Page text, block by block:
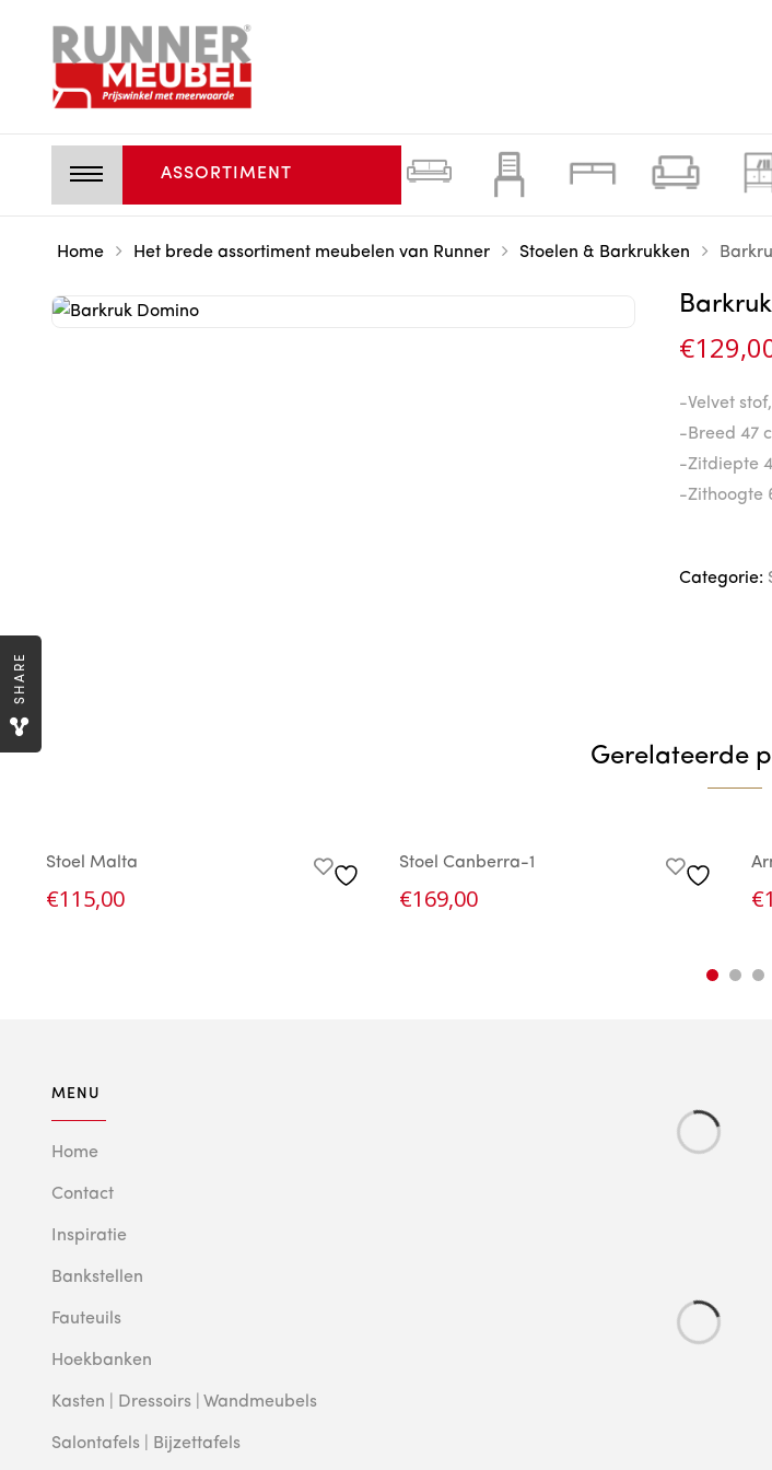
ASSORTIMENT
Home Het brede assortiment meubelen van Runner Stoelen & Barkrukken
SHARE
€
-Velvet
-Breed 47
-Zitdiepte
-Zithoogte
Categorie:
Gerelateerde
Stoel Malta
€115,00
Stoel Canberra-1
€169,00 €
MENU
Home
Contact
Inspiratie
Bankstellen
Fauteuils
Hoekbanken
Kasten | Dressoirs | Wandmeubels
Salontafels | Bijzettafels